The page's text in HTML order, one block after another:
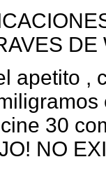
apetito ,
30
NO